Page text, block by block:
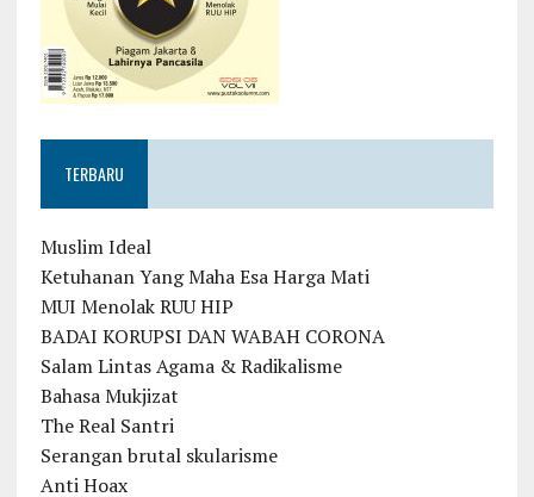
TERBARU
Muslim Ideal
Ketuhanan Yang Maha Esa Harga Mati
MUI Menolak RUU HIP
BADAI KORUPSI DAN WABAH CORONA
Salam Lintas Agama & Radikalisme
Bahasa Mukjizat
The Real Santri
Serangan brutal skularisme
Anti Hoax